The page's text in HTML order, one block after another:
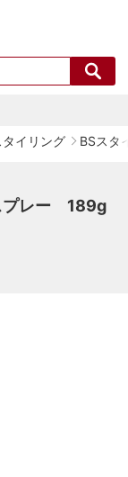
タイリング BSス
プレー 189g